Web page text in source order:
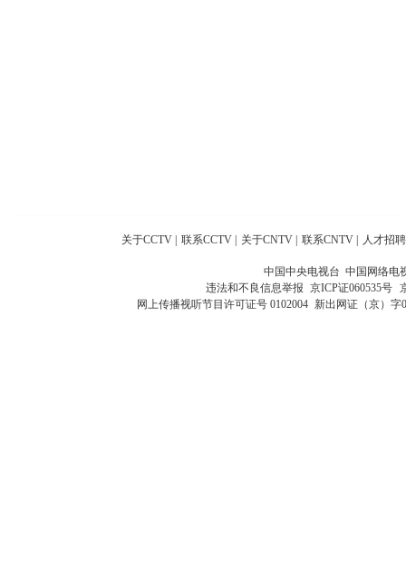
关于CCTV | 联系CCTV | 关于CNTV | 联系CNTV | 人才招聘
中国中央电视台 中国网络电
违法和不良信息举报 京ICP证060535号
网上传播视听节目许可证号 0102004 新出网证（京）